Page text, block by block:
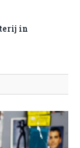
in